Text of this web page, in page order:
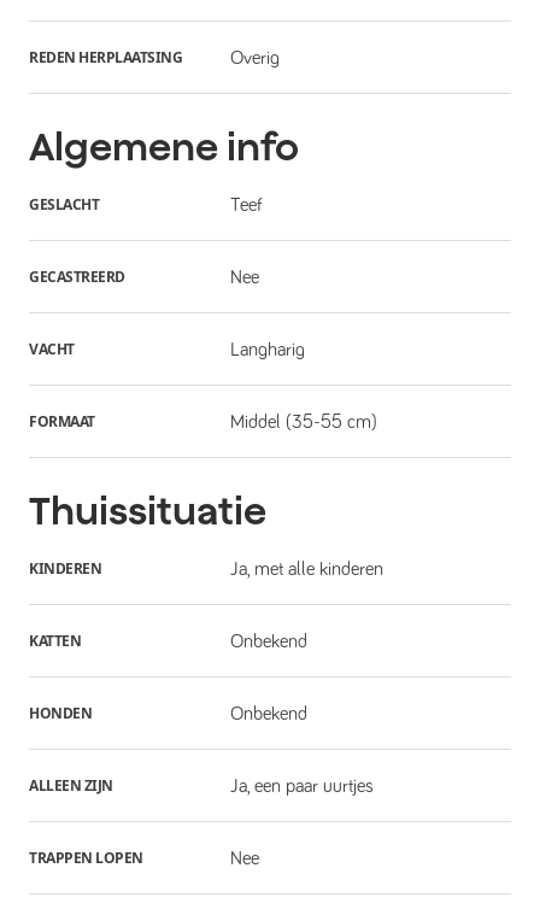
REDEN HERPLAATSING Overig
Algemene info
GESLACHT Teef
GECASTREERD Nee
VACHT Langharig
FORMAAT Middel (35-55 cm)
Thuissituatie
KINDEREN Ja, met alle kinderen
KATTEN Onbekend
HONDEN Onbekend
ALLEEN ZIJN Ja, een paar uurtjes
TRAPPEN LOPEN Nee